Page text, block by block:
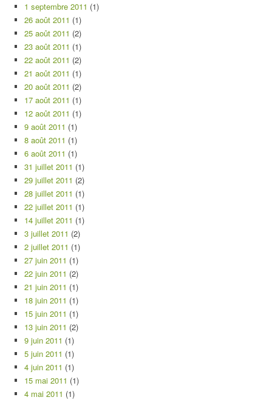
1 septembre 2011 (1)
26 août 2011 (1)
25 août 2011 (2)
23 août 2011 (1)
22 août 2011 (2)
21 août 2011 (1)
20 août 2011 (2)
17 août 2011 (1)
12 août 2011 (1)
9 août 2011 (1)
8 août 2011 (1)
6 août 2011 (1)
31 juillet 2011 (1)
29 juillet 2011 (2)
28 juillet 2011 (1)
22 juillet 2011 (1)
14 juillet 2011 (1)
3 juillet 2011 (2)
2 juillet 2011 (1)
27 juin 2011 (1)
22 juin 2011 (2)
21 juin 2011 (1)
18 juin 2011 (1)
15 juin 2011 (1)
13 juin 2011 (2)
9 juin 2011 (1)
5 juin 2011 (1)
4 juin 2011 (1)
15 mai 2011 (1)
4 mai 2011 (1)